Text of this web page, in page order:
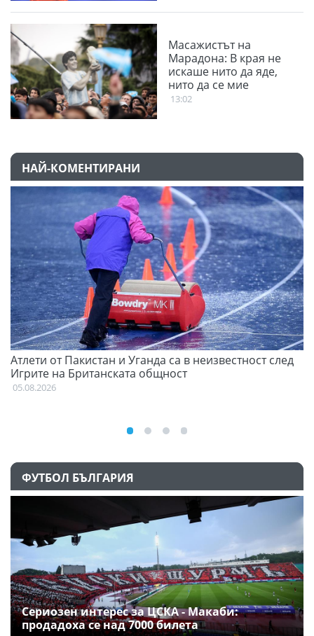
Масажистът на
Марадона: В края не
искаше нито да яде,
нито да се мие
13:02
НАЙ-КОМЕНТИРАНИ
Атлети от Пакистан и Уганда са в неизвестност след
Игрите на Британската общност
05.08.2026
ФУТБОЛ БЪЛГАРИЯ
Сериозен интерес за ЦСКА - Макаби:
продадоха се над 7000 билета